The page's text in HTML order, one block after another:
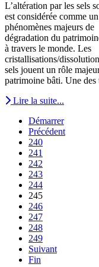
L’altération par les sels
est considérée comme
phénomènes majeurs de
dégradation du
à travers le monde. Les
cristallisations/
sels jouent un rôle
patrimoine bâti. Une des
Lire la suite...
Démarrer
Précédent
240
241
242
243
244
245
246
247
248
249
Suivant
Fin